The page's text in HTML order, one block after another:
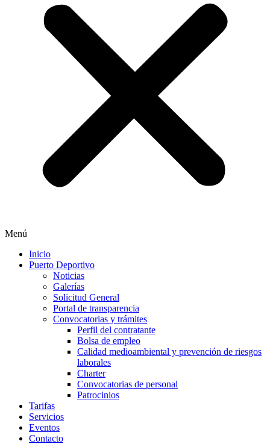
Menú
Inicio
Puerto Deportivo
Noticias
Galerías
Solicitud General
Portal de transparencia
Convocatorias y trámites
Perfil del contratante
Bolsa de empleo
Calidad medioambiental y prevención de riesgos
laborales
Charter
Convocatorias de personal
Patrocinios
Tarifas
Servicios
Eventos
Contacto